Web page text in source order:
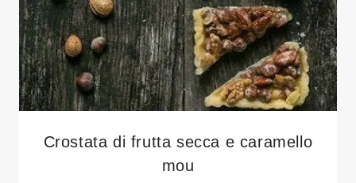
Crostata di frutta secca e caramello
mou